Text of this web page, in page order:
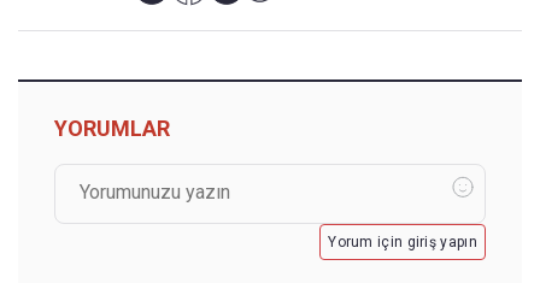
YORUMLAR
Yorum için giriş yapın